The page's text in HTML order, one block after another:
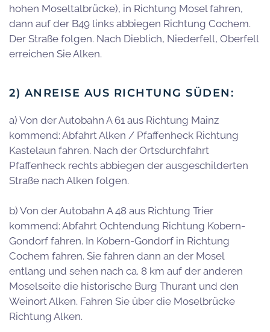
hohen Moseltalbrücke), in Richtung Mosel fahren,
dann auf der B49 links abbiegen Richtung Cochem.
Der Straße folgen. Nach Dieblich, Niederfell, Oberfell
erreichen Sie Alken.
2) ANREISE AUS RICHTUNG SÜDEN:
a) Von der Autobahn A 61 aus Richtung Mainz
kommend: Abfahrt Alken / Pfaffenheck Richtung
Kastelaun fahren. Nach der Ortsdurchfahrt
Pfaffenheck rechts abbiegen der ausgeschilderten
Straße nach Alken folgen.
b) Von der Autobahn A 48 aus Richtung Trier
kommend: Abfahrt Ochtendung Richtung Kobern-
Gondorf fahren. In Kobern-Gondorf in Richtung
Cochem fahren. Sie fahren dann an der Mosel
entlang und sehen nach ca. 8 km auf der anderen
Moselseite die historische Burg Thurant und den
Weinort Alken. Fahren Sie über die Moselbrücke
Richtung Alken.